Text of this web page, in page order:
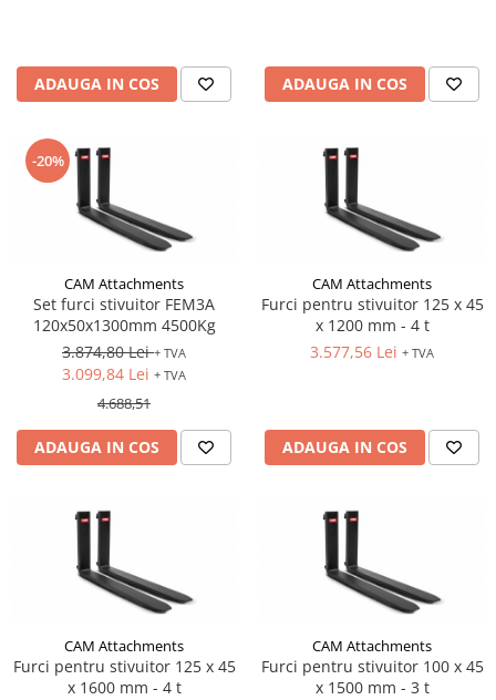
ADAUGA IN COS ADAUGA IN COS
-20%
CAM Attachments
Set furci stivuitor FEM3A
120x50x1300mm 4500Kg
3.874,80 Lei+ TVA
3.099,84 Lei + TVA
4.688,51
ADAUGA IN COS
CAM Attachments
Furci pentru stivuitor 125 x 45
x 1200 mm - 4 t
3.577,56 Lei + TVA
ADAUGA IN COS
CAM Attachments
Furci pentru stivuitor 125 x 45
x 1600 mm - 4 t
CAM Attachments
Furci pentru stivuitor 100 x 45
x 1500 mm - 3 t